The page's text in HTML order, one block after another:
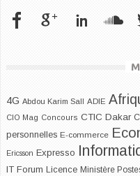
4G Abdou Karim Sall ADIE
CIO Mag Concours CTIC Dakar
personnelles E-commerce
Ericsson Expresso
IT Forum Licence Ministère